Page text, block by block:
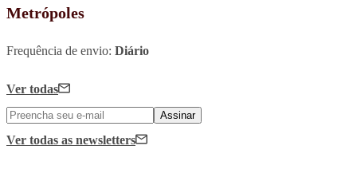
Metrópoles
Frequência de envio: Diário
Ver todas
Assinar
Ver todas as newsletters